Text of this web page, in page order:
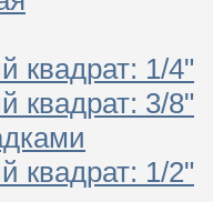
квадрат: 1/4"
квадрат: 3/8"
квадрат: 1/2"